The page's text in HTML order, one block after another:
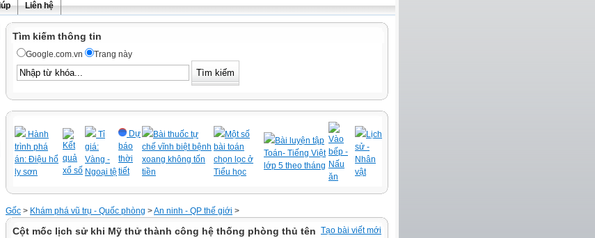
Liên hệ
Tìm kiếm thông tin
Google.com.vn Trang này
Hành
trình phá
án: Điệu hổ
ly sơn
Kết
quả
xổ số
Tỉ
giá:
Vàng -
Ngoại tệ
Dự
báo
thời
tiết
Bài thuốc tự
chế vĩnh biệt bệnh
xoang không tốn
tiền
Một số
bài toán
chọn lọc ở
Tiểu học
Bài luyện tập
Toán- Tiếng Việt
lớp 5 theo tháng
Vào
bếp -
Nấu
ăn
Lịch
sử -
Nhân
vật
Gốc > Khám phá vũ trụ - Quốc phòng >An ninh - QP thế giới >
Tạo bài viết mới
Cột mốc lịch sử khi Mỹ thử thành công hệ thống phòng thủ tên